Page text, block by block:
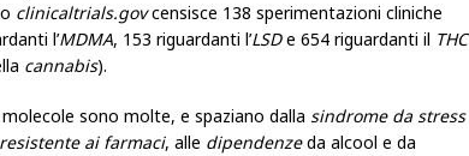
clinicaltrials.govcensisce 138 sperimentazioni cliniche
l’MDMA, 153 riguardanti l’LSDe 654 riguardanti il THC
cannabis).
sono molte, e spaziano dalla sindrome da stress
ai farmaci, alle dipendenzeda alcool e da